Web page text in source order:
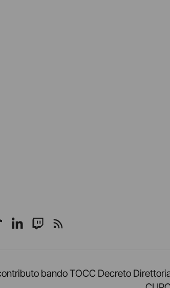
WhatsApp
su Telegram
su TikTok
Seguici su LinkedIn
Seguici su Twitch
Seguici su Rss
bando TOCC Decreto